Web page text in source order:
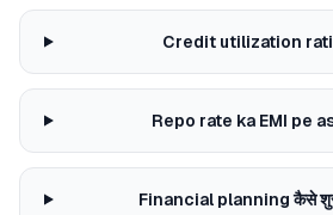
Credit utilization
Repo rate ka EMI pe
Financial planning कैसे